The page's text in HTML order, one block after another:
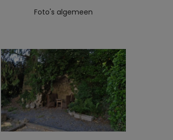
Foto's algemeen